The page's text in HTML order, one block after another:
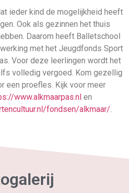
ieder kind de mogelijkheid heeft
Ook als gezinnen het thuis
Daarom heeft Balletschool
met het Jeugdfonds Sport
Voor deze leerlingen wordt het
volledig vergoed. Kom gezellig
een proefles. Kijk voor meer
www.alkmaarpas.nl en
fondsen/alkmaar/.